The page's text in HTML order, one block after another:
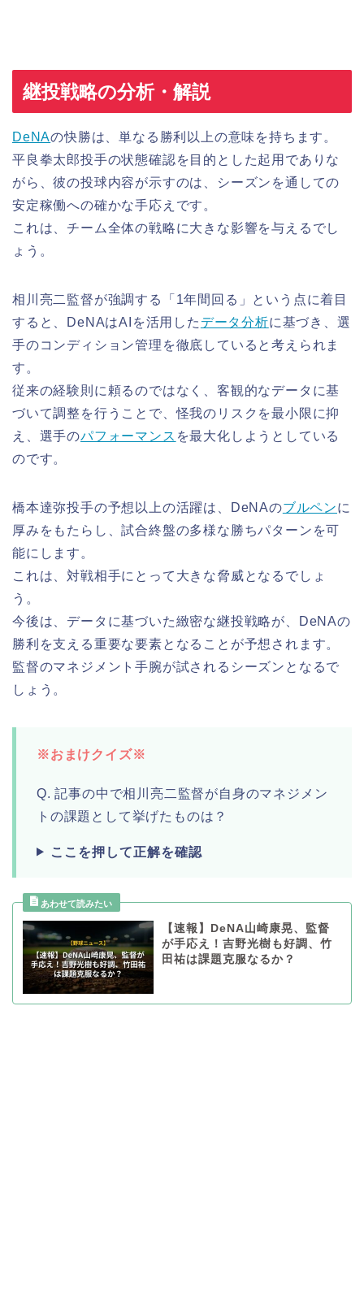
継投戦略の分析・解説
DeNAの快勝は、単なる勝利以上の意味を持ちます。
平良拳太郎投手の状態確認を目的とした起用でありな
がら、彼の投球内容が示すのは、シーズンを通しての
安定稼働への確かな手応えです。
これは、チーム全体の戦略に大きな影響を与えるでし
ょう。
相川亮二監督が強調する「1年間回る」という点に着目
すると、DeNAはAIを活用した データ分析に基づき、選
手のコンディション管理を徹底していると考えられま
す。
従来の経験則に頼るのではなく、客観的なデータに基
づいて調整を行うことで、怪我のリスクを最小限に抑
え、選手のパフォーマンス を最大化しようとしている
のです。
橋本達弥投手の予想以上の活躍は、DeNAのブルペンに
厚みをもたらし、試合終盤の多様な勝ちパターンを可
能にします。
これは、対戦相手にとって大きな脅威となるでしょ
う。
今後は、データに基づいた緻密な継投戦略が、DeNAの
勝利を支える重要な要素となることが予想されます。
監督のマネジメント手腕が試されるシーズンとなるで
しょう。
※おまけクイズ※
Q. 記事の中で相川亮二監督が自身のマネジメン
トの課題として挙げたものは？
ここを押して正解を確認
【速報】DeNA山崎康晃、監督
が手応え！吉野光樹も好調、竹
田祐は課題克服なるか？